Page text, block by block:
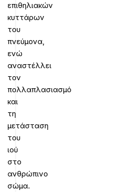
επιθηλιακών
κυττάρων
του
πνεύμονα,
ενώ
αναστέλλει
τον
πολλαπλασιασμό
και
τη
μετάσταση
του
ιού
στο
ανθρώπινο
σώμα.